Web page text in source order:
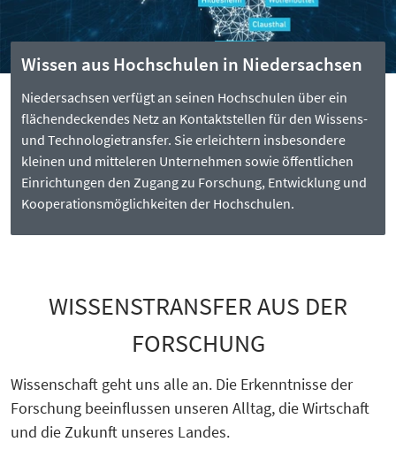
Wissen aus Hochschulen in Niedersachsen
Niedersachsen verfügt an seinen Hochschulen über ein
flächendeckendes Netz an Kontaktstellen für den Wissens-
und Technologietransfer. Sie erleichtern insbesondere
kleinen und mitteleren Unternehmen sowie öffentlichen
Einrichtungen den Zugang zu Forschung, Entwicklung und
Kooperationsmöglichkeiten der Hochschulen.
WISSENSTRANSFER AUS DER
FORSCHUNG
Wissenschaft geht uns alle an. Die Erkenntnisse der
Forschung beeinflussen unseren Alltag, die Wirtschaft
und die Zukunft unseres Landes.